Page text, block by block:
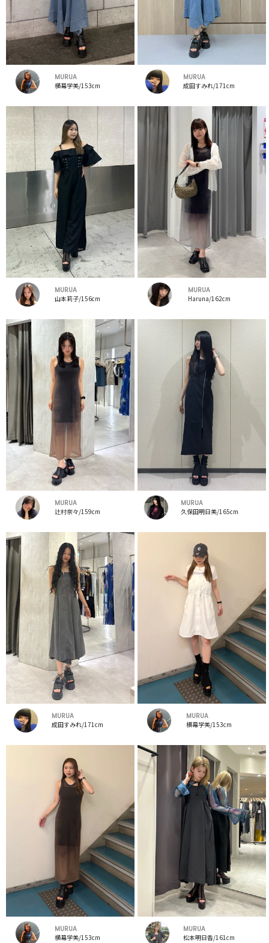
MURUA
横幕学美/153cm
MURUA
成田すみれ/171cm
MURUA
山本莉子/156cm
MURUA
Haruna/162cm
MURUA
辻村奈々/159cm
MURUA
久保田明日美/165cm
MURUA
成田すみれ/171cm
MURUA
横幕学美/153cm
MURUA
横幕学美/153cm
MURUA
松本明日香/161cm